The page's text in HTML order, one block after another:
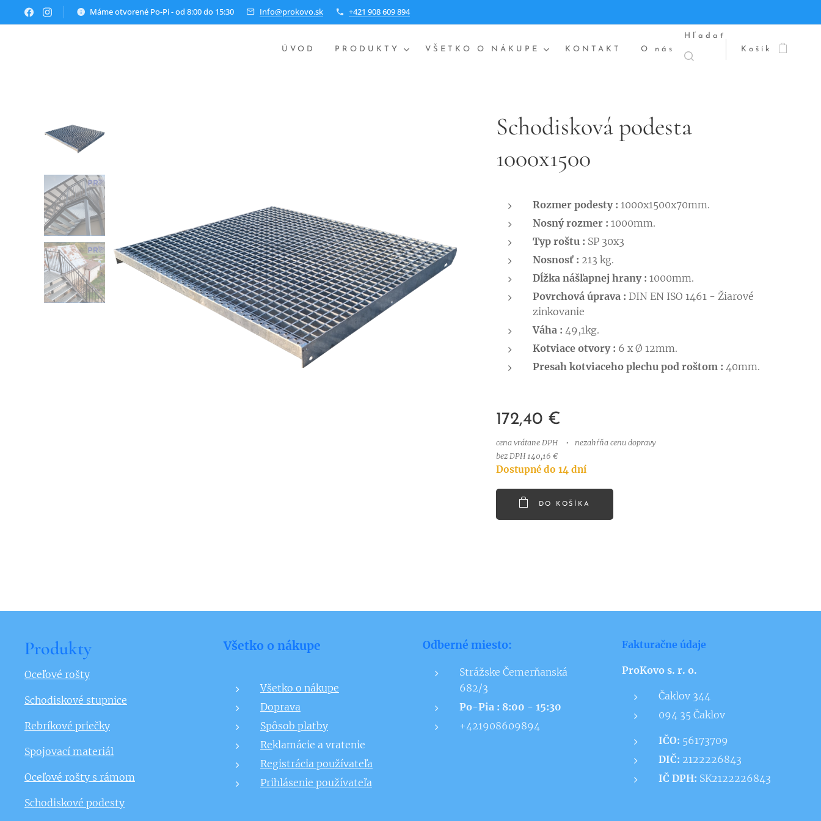
Máme otvorené Po-Pi - od 8:00 do 15:30 Info@prokovo.sk +421 908 609 894
ÚVOD PRODUKTY VŠETKO O NÁKUPE KONTAKT O nás
Hľadať
Košík
Schodisková podesta
1000x1500
Rozmer podesty : 1000x1500x70mm.
Nosný rozmer : 1000mm.
Typ roštu : SP 30x3
Nosnosť : 213 kg.
Dĺžka nášľapnej hrany : 1000mm.
Povrchová úprava : DIN EN ISO 1461 - Žiarové
zinkovanie
Váha : 49,1kg.
Kotviace otvory : 6 x Ø 12mm.
Presah kotviaceho plechu pod roštom : 40mm.
172,40 €
cena vrátane DPH
nezahŕňa cenu dopravy
bez DPH 140,16 €
Dostupné do 14 dní
DO KOŠÍKA
Produkty
Oceľové rošty
Schodiskové stupnice
Rebríkové priečky
Spojovací materiál
Oceľové rošty s rámom
Schodiskové podesty
Všetko o nákupe
Všetko o nákupe
Doprava
Spôsob platby
Reklamácie a vratenie
Registrácia používateľa
Prihlásenie používateľa
Odberné miesto:
Strážske Čemerňanská
682/3
Po-Pia : 8:00 - 15:30
+421908609894
Fakturačne údaje
ProKovo s. r. o.
Čaklov 344
094 35 Čaklov
IČO: 56173709
DIČ: 2122226843
IČ DPH: SK2122226843